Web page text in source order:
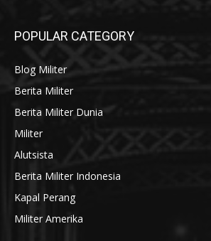
POPULAR CATEGORY
Blog Militer
Berita Militer
Berita Militer Dunia
Militer
Alutsista
Berita Militer Indonesia
Kapal Perang
Militer Amerika